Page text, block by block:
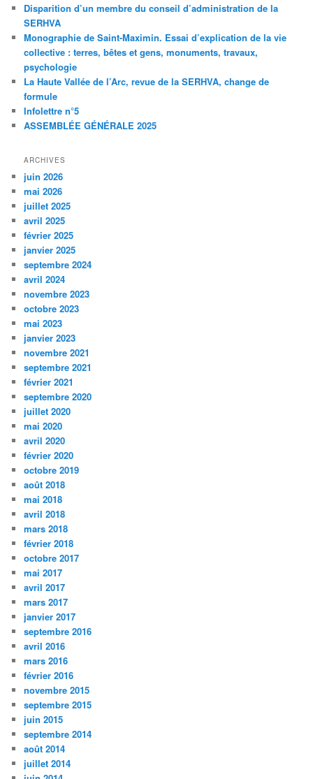
Disparition d’un membre du conseil d’administration de la
SERHVA
Monographie de Saint-Maximin. Essai d’explication de la vie
collective : terres, bêtes et gens, monuments, travaux,
psychologie
La Haute Vallée de l’Arc, revue de la SERHVA, change de
formule
Infolettre n°5
ASSEMBLÉE GÉNÉRALE 2025
ARCHIVES
juin 2026
mai 2026
juillet 2025
avril 2025
février 2025
janvier 2025
septembre 2024
avril 2024
novembre 2023
octobre 2023
mai 2023
janvier 2023
novembre 2021
septembre 2021
février 2021
septembre 2020
juillet 2020
mai 2020
avril 2020
février 2020
octobre 2019
août 2018
mai 2018
avril 2018
mars 2018
février 2018
octobre 2017
mai 2017
avril 2017
mars 2017
janvier 2017
septembre 2016
avril 2016
mars 2016
février 2016
novembre 2015
septembre 2015
juin 2015
septembre 2014
août 2014
juillet 2014